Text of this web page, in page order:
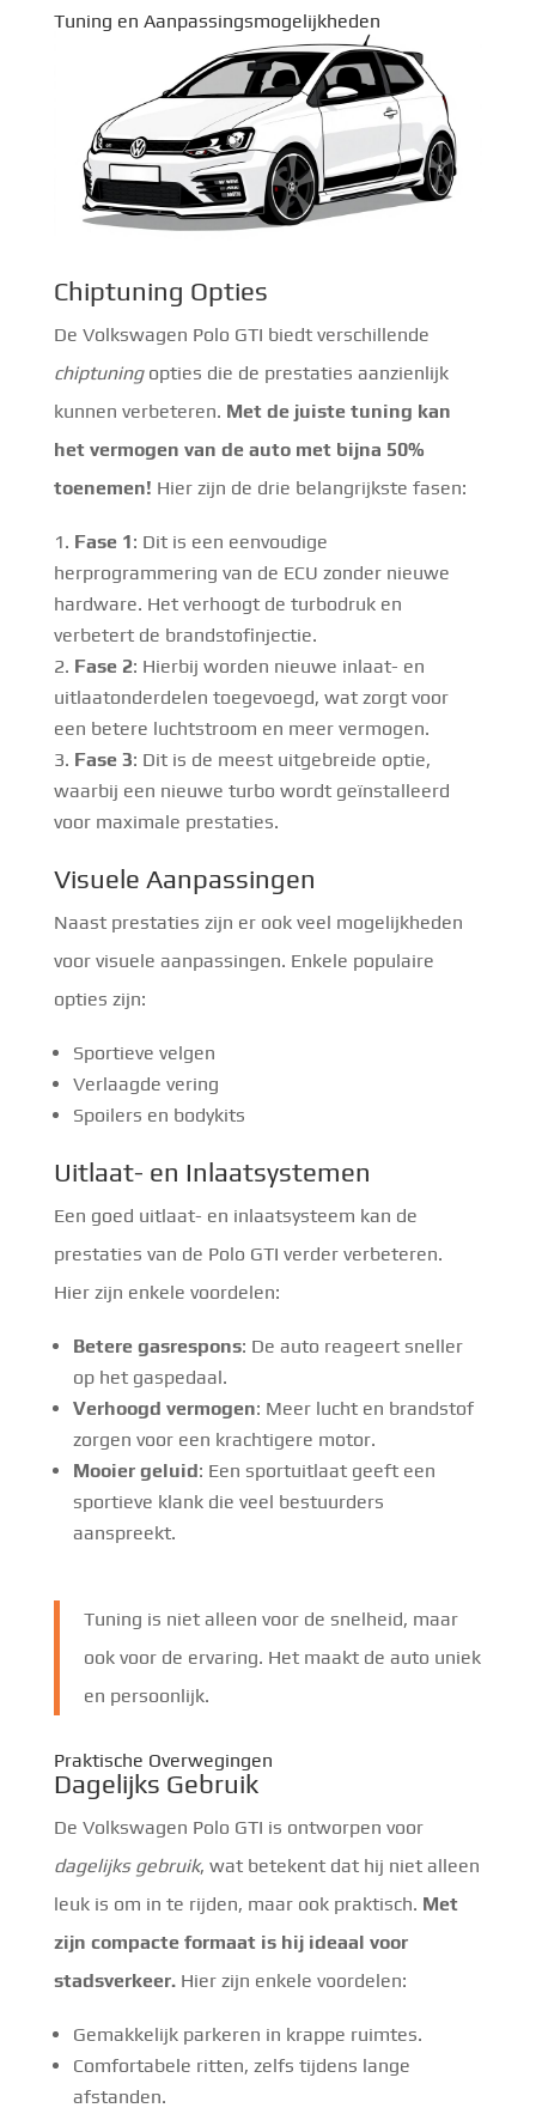
Tuning en Aanpassingsmogelijkheden
Chiptuning Opties
De Volkswagen Polo GTI biedt verschillende
chiptuningopties die de prestaties aanzienlijk
kunnen verbeteren. Met de juiste tuning kan
het vermogen van de auto met bijna 50%
toenemen! Hier zijn de drie belangrijkste fasen:
Fase 1: Dit is een eenvoudige
herprogrammering van de ECU zonder nieuwe
hardware. Het verhoogt de turbodruk en
verbetert de brandstofinjectie.
Fase 2: Hierbij worden nieuwe inlaat- en
uitlaatonderdelen toegevoegd, wat zorgt voor
een betere luchtstroom en meer vermogen.
Fase 3: Dit is de meest uitgebreide optie,
waarbij een nieuwe turbo wordt geïnstalleerd
voor maximale prestaties.
Visuele Aanpassingen
Naast prestaties zijn er ook veel mogelijkheden
voor visuele aanpassingen. Enkele populaire
opties zijn:
Sportieve velgen
Verlaagde vering
Spoilers en bodykits
Uitlaat- en Inlaatsystemen
Een goed uitlaat- en inlaatsysteem kan de
prestaties van de Polo GTI verder verbeteren.
Hier zijn enkele voordelen:
Betere gasrespons: De auto reageert sneller
op het gaspedaal.
Verhoogd vermogen: Meer lucht en brandstof
zorgen voor een krachtigere motor.
Mooier geluid: Een sportuitlaat geeft een
sportieve klank die veel bestuurders
aanspreekt.
Tuning is niet alleen voor de snelheid, maar
ook voor de ervaring. Het maakt de auto uniek
en persoonlijk.
Praktische Overwegingen
Dagelijks Gebruik
De Volkswagen Polo GTI is ontworpen voor
dagelijks gebruik, wat betekent dat hij niet alleen
leuk is om in te rijden, maar ook praktisch. Met
zijn compacte formaat is hij ideaal voor
stadsverkeer.Hier zijn enkele voordelen:
Gemakkelijk parkeren in krappe ruimtes.
Comfortabele ritten, zelfs tijdens lange
afstanden.